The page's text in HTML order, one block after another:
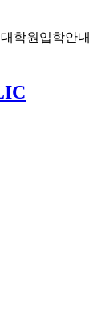
대학원입학안내